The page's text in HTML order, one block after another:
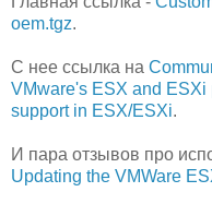
oem.tgz.
С нее ссылка на
VMware's ESX and
support in ESX/ESXi.
И пара отзывов про
Updating the VMWare